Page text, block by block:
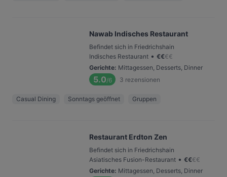
Nawab Indisches Restaurant
Befindet sich in Friedrichshain
Indisches Restaurant • €€€€
Gerichte: Mittagessen, Desserts, Dinner
5.0/6 3 rezensionen
Casual Dining Sonntags geöffnet Gruppen
Restaurant Erdton Zen
Befindet sich in Friedrichshain
Asiatisches Fusion-Restaurant • €€€€
Gerichte: Mittagessen, Desserts, Dinner